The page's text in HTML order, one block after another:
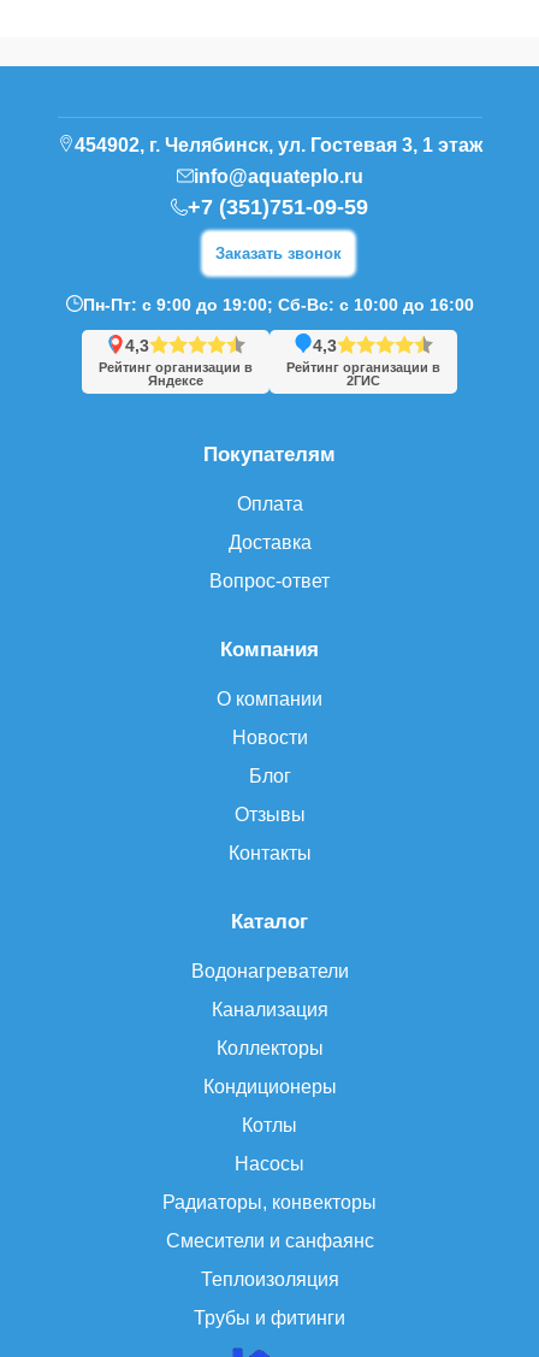
Каталог
Водонагреватели
Канализация
Коллекторы
Кондиционеры
Котлы
Насосы
Радиаторы, конвекторы
Смесители и санфаянс
Теплоизоляция
Трубы и фитинги
Компания
О компании
Новости
Блог
Отзывы
Контакты
Покупателям
Оплата
Доставка
Вопрос-ответ
454902, г. Челябинск, ул. Гостевая 3, 1 этаж
info@aquateplo.ru
+7 (351)751-09-59
Заказать звонок
Пн-Пт: с 9:00 до 19:00; Сб-Вс: с 10:00 до 16:00
4,3
Рейтинг организации в
Яндексе
4,3
Рейтинг организации в
2ГИС